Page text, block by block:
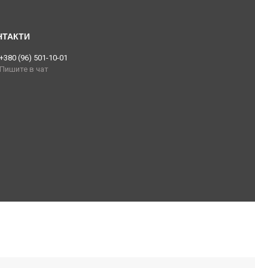
+380 (96) 501-10-01
Пишите в чат